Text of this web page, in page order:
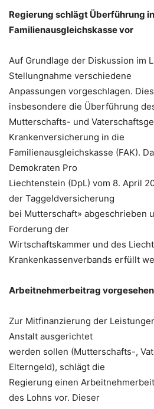
Regierung schlägt Überführung
Familienausgleichskasse vor
Auf Grundlage der Diskussion im
Stellungnahme verschiedene
Anpassungen vorgeschlagen.
insbesondere die Überführung
Mutterschafts- und
Krankenversicherung in die
Familienausgleichskasse (FAK).
Demokraten Pro
Liechtenstein (DpL) vom 8. April
der Taggeldversicherung
bei Mutterschaft» abgeschrieben
Forderung der
Wirtschaftskammer und des
Krankenkassenverbands erfüllt
Arbeitnehmerbeitrag vorgesehen
Zur Mitfinanzierung der
Anstalt ausgerichtet
werden sollen (Mutterschafts-,
Elterngeld), schlägt die
Regierung einen
des Lohns vor. Dieser